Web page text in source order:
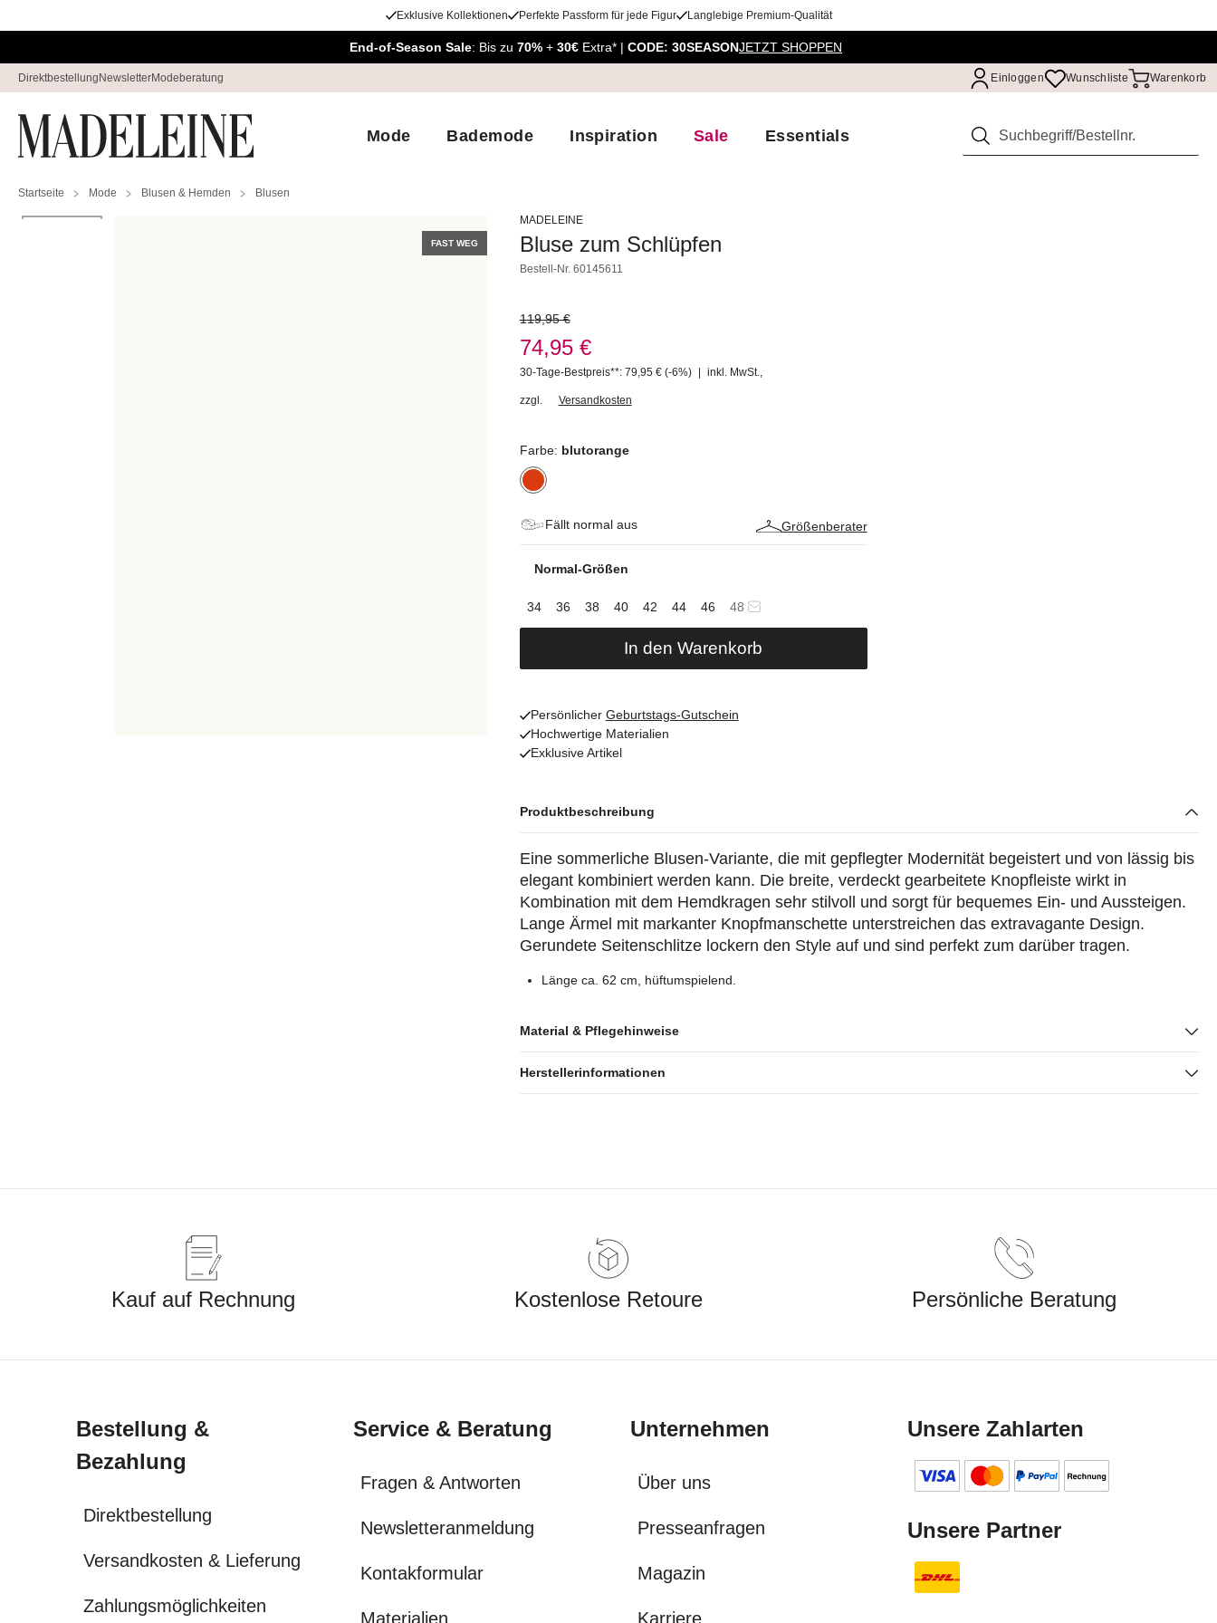
Exklusive Kollektionen Perfekte Passform für jede Figur Langlebige Premium-Qualität
End-of-Season Sale: Bis zu 70% + 30€ Extra* | CODE: 30SEASONJETZT SHOPPEN
Direktbestellung NewsletterModeberatung Einloggen Wunschliste Warenkorb
Mode Bademode Inspiration Sale Essentials Suchen
Startseite Mode Blusen & Hemden Blusen
FAST WEG
MADELEINE
Bluse zum Schlüpfen
Bestell-Nr. 60145611
119,95 €
74,95 €
30-Tage-Bestpreis**: 79,95 € (-6%) inkl. MwSt.,
zzgl. Versandkosten
Farbe: blutorange
Fällt normal aus Größenberater
Normal-Größen
34 36 38 40 42 44 46 48
In den Warenkorb
Persönlicher Geburtstags-Gutschein
Hochwertige Materialien
Exklusive Artikel
Produktbeschreibung
Eine sommerliche Blusen-Variante, die mit gepflegter Modernität begeistert und von lässig bis
elegant kombiniert werden kann. Die breite, verdeckt gearbeitete Knopfleiste wirkt in
Kombination mit dem Hemdkragen sehr stilvoll und sorgt für bequemes Ein- und Aussteigen.
Lange Ärmel mit markanter Knopfmanschette unterstreichen das extravagante Design.
Gerundete Seitenschlitze lockern den Style auf und sind perfekt zum darüber tragen.
Länge ca. 62 cm, hüftumspielend.
Material & Pflegehinweise
Herstellerinformationen
Kauf auf Rechnung Kostenlose Retoure Persönliche Beratung
Bestellung &
Bezahlung
Direktbestellung
Versandkosten & Lieferung
Zahlungsmöglichkeiten
Service & Beratung
Fragen & Antworten
Newsletteranmeldung
Kontakformular
Materialien
Unternehmen
Über uns
Presseanfragen
Magazin
Karriere
Unsere Zahlarten
Unsere Partner